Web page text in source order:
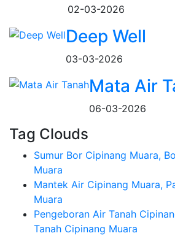
02-03-2026
Deep Well
03-03-2026
Mata Air
06-03-2026
Tag Clouds
Sumur Bor Cipinang Muara,
Muara
Mantek Air Cipinang Muara,
Muara
Pengeboran Air Tanah
Tanah Cipinang Muara